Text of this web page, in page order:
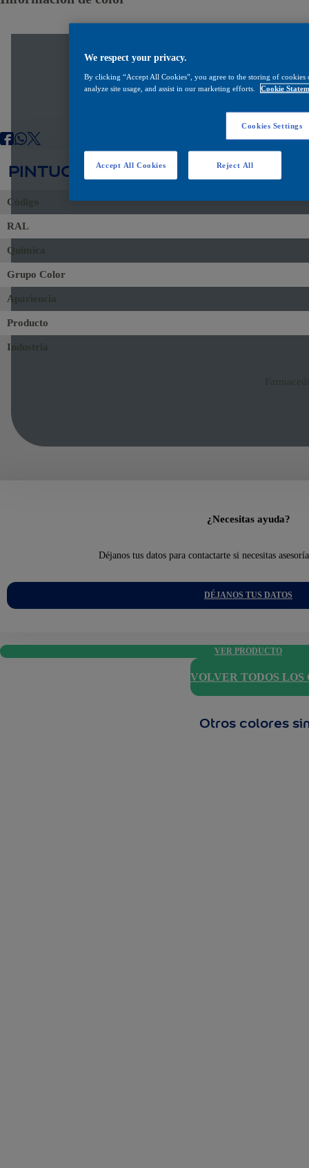
PINTUCOAT 517 GRIS RAL7000
Código
RAL
Química
Grupo Color
Apariencia
Producto
Industria
¿Necesitas ayuda?
Déjanos tus datos para contactarte si necesitas
DÉJANOS TUS DATOS
VER PRODUCTO
VOLVER TODOS LOS
Otros colores
We respect your privacy.
By clicking “Accept All Cookies”, you agree to the storing of
analyze site usage, and assist in our marketing efforts.
Cookie
Cookies Settings
Reject All
Accept All Cookies